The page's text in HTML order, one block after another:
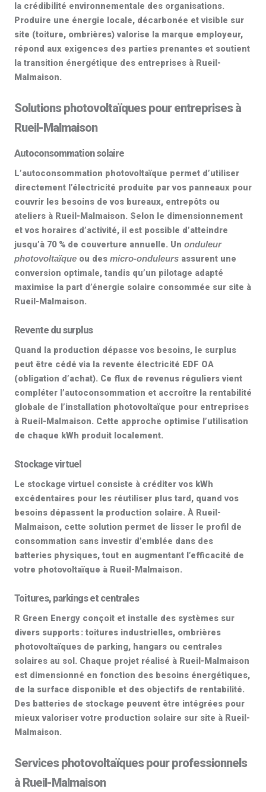
la crédibilité environnementale des organisations.
Produire une énergie locale, décarbonée et visible sur
site (toiture, ombrières) valorise la marque employeur,
répond aux exigences des parties prenantes et soutient
la transition énergétique des entreprises à Rueil-
Malmaison.
Solutions photovoltaïques pour entreprises à
Rueil-Malmaison
Autoconsommation solaire
L’autoconsommation photovoltaïque permet d’utiliser
directement l’électricité produite par vos panneaux pour
couvrir les besoins de vos bureaux, entrepôts ou
ateliers à Rueil-Malmaison. Selon le dimensionnement
et vos horaires d’activité, il est possible d’atteindre
jusqu’à 70 % de couverture annuelle. Un onduleur
photovoltaïque ou des micro-onduleurs assurent une
conversion optimale, tandis qu’un pilotage adapté
maximise la part d’énergie solaire consommée sur site à
Rueil-Malmaison.
Revente du surplus
Quand la production dépasse vos besoins, le surplus
peut être cédé via la revente électricité EDF OA
(obligation d’achat). Ce flux de revenus réguliers vient
compléter l’autoconsommation et accroître la rentabilité
globale de l’installation photovoltaïque pour entreprises
à Rueil-Malmaison. Cette approche optimise l’utilisation
de chaque kWh produit localement.
Stockage virtuel
Le stockage virtuel consiste à créditer vos kWh
excédentaires pour les réutiliser plus tard, quand vos
besoins dépassent la production solaire. À Rueil-
Malmaison, cette solution permet de lisser le profil de
consommation sans investir d’emblée dans des
batteries physiques, tout en augmentant l’efficacité de
votre photovoltaïque à Rueil-Malmaison.
Toitures, parkings et centrales
R Green Energy conçoit et installe des systèmes sur
divers supports : toitures industrielles, ombrières
photovoltaïques de parking, hangars ou centrales
solaires au sol. Chaque projet réalisé à Rueil-Malmaison
est dimensionné en fonction des besoins énergétiques,
de la surface disponible et des objectifs de rentabilité.
Des batteries de stockage peuvent être intégrées pour
mieux valoriser votre production solaire sur site à Rueil-
Malmaison.
Services photovoltaïques pour professionnels
à Rueil-Malmaison